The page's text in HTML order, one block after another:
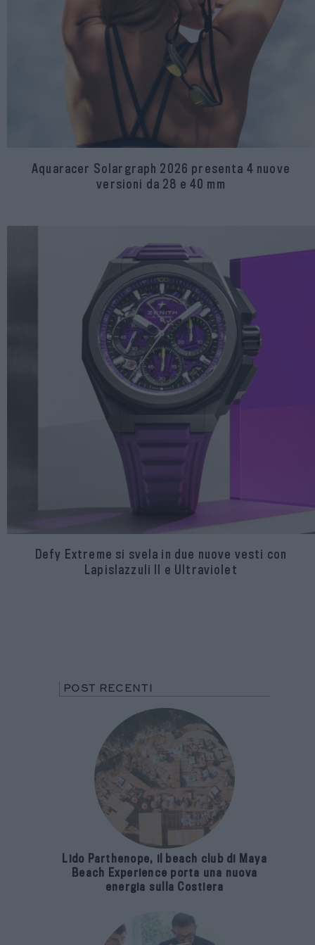
Aquaracer Solargraph 2026 presenta 4 nuove
versioni da 28 e 40 mm
Defy Extreme si svela in due nuove vesti con
Lapislazzuli II e Ultraviolet
POST RECENTI
Lido Parthenope, il beach club di Maya
Beach Experience porta una nuova
energia sulla Costiera